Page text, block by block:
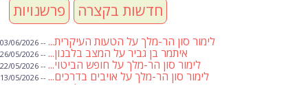
פרשנויות חדשות בקצרה
לימור סון הר-מלך על הטעות העיקרית... -- 03/06/2026
איתמר בן גביר על המצב בלבנון... -- 26/05/2026
לימור סון הר-מלך על חופש הביטוי... -- 22/05/2026
לימור סון הר-מלך על אויבים בדרכים... -- 13/05/2026
שבועת אמונים לדעאש